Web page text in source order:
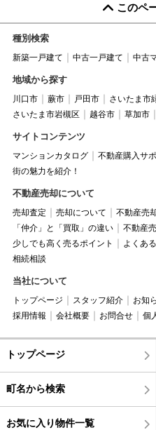
このペ
種別検索
新築一戸建て 中古一戸建て 中古
地域から探す
川口市 蕨市 戸田市 さいたま市
さいたま市岩槻区
越谷市 草加市
サイトコンテンツ
マンションカタログ 不動産購入サ
街の魅力を紹介！
不動産売却について
売却査定 売却について
不動産売
「仲介」と「買取」の違い
不動産
少しでも高く売るポイント
よくあ
相続相談
当社について
トップページ スタッフ紹介 お知
採用情報
会社概要 お問合せ 個
トップページ
町名から検索
お気に入り物件一覧